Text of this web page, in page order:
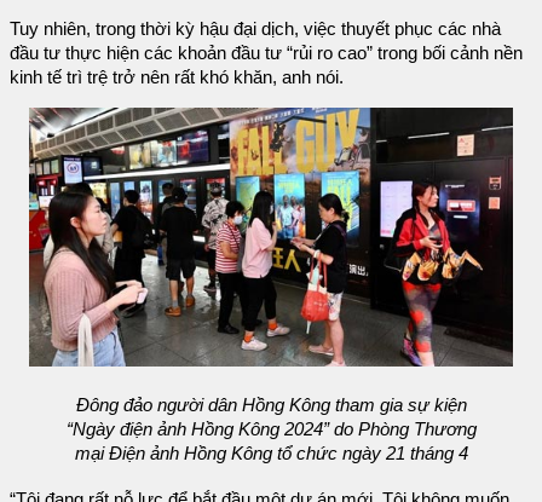
Tuy nhiên, trong thời kỳ hậu đại dịch, việc thuyết phục các nhà
đầu tư thực hiện các khoản đầu tư “rủi ro cao” trong bối cảnh nền
kinh tế trì trệ trở nên rất khó khăn, anh nói.
Đông đảo người dân Hồng Kông tham gia sự kiện
“Ngày điện ảnh Hồng Kông 2024” do Phòng Thương
mại Điện ảnh Hồng Kông tổ chức ngày 21 tháng 4